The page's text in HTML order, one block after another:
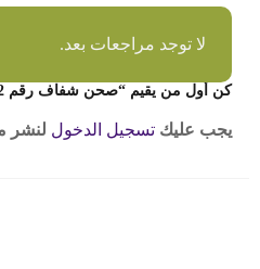
لا توجد مراجعات بعد.
كن أول من يقيم “صحن شفاف رقم 2”
يجب عليك تسجيل الدخول لنشر